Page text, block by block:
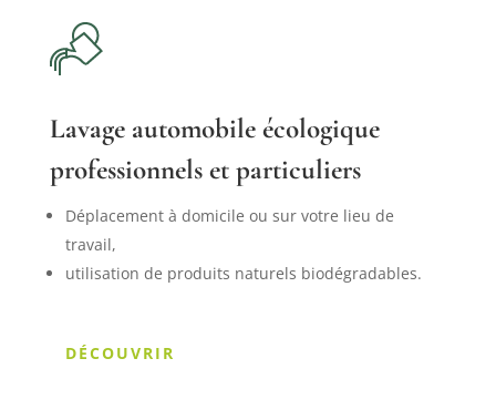
Lavage automobile écologique
professionnels et particuliers
Déplacement à domicile ou sur votre lieu de
travail,
utilisation de produits naturels biodégradables.
DÉCOUVRIR